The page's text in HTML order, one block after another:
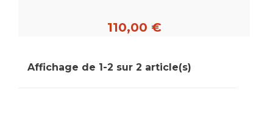
110,00 €
Affichage de 1-2 sur 2 article(s)